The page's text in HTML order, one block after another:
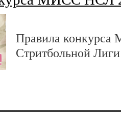
Правила конкурса
Стритбольной